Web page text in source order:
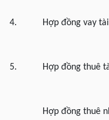
4. Hợp đồng vay
5. Hợp đồng thuê
Hợp đồng thuê